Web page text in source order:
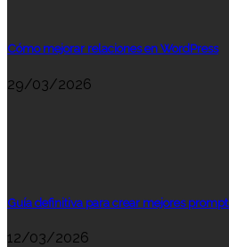
Cómo mejorar relaciones en WordPress
29/03/2026
Guía definitiva para crear mejores
12/03/2026